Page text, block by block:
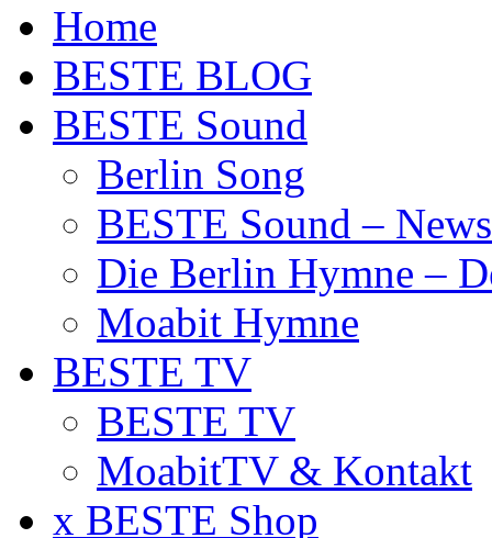
Home
BESTE BLOG
BESTE Sound
Berlin Song
BESTE Sound –
Die Berlin Hymne –
Moabit Hymne
BESTE TV
BESTE TV
MoabitTV & Kontakt
x BESTE Shop